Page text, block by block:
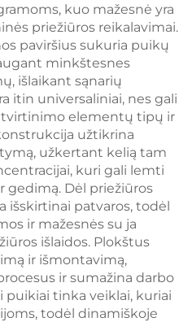
kuo mažesnė yra
priežiūros reikalavimai.
paviršius sukuria puikų
minkštesnes
išlaikant sąnarių
itin universaliniai, nes gali
elementų tipų ir
užtikrina
užkertant kelią tam
kuri gali lemti
gedimą. Dėl priežiūros
išskirtinai patvaros, todėl
ir mažesnės su ja
išlaidos. Plokštus
ir išmontavimą,
ir sumažina darbo
puikiai tinka veiklai, kuriai
todėl dinamiškoje